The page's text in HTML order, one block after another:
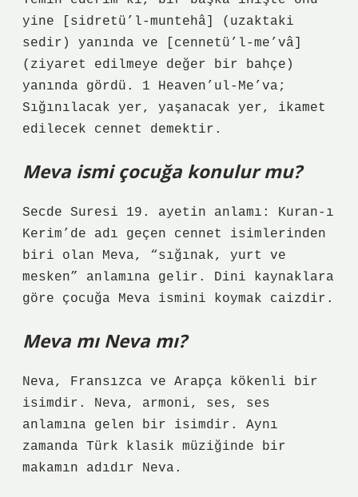
yine [sidretü’l-muntehâ] (uzaktaki
sedir) yanında ve [cennetü’l-me’vâ]
(ziyaret edilmeye değer bir bahçe)
yanında gördü. 1 Heaven’ul-Me’va;
Sığınılacak yer, yaşanacak yer, ikamet
edilecek cennet demektir.
Meva ismi çocuğa konulur mu?
Secde Suresi 19. ayetin anlamı: Kuran-ı
Kerim’de adı geçen cennet isimlerinden
biri olan Meva, “sığınak, yurt ve
mesken” anlamına gelir. Dini kaynaklara
göre çocuğa Meva ismini koymak caizdir.
Meva mı Neva mı?
Neva, Fransızca ve Arapça kökenli bir
isimdir. Neva, armoni, ses, ses
anlamına gelen bir isimdir. Aynı
zamanda Türk klasik müziğinde bir
makamın adıdır Neva.